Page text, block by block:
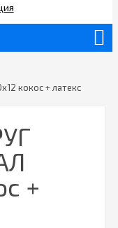
кокос + латекс
+